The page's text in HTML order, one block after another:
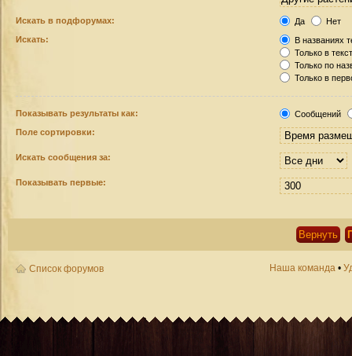
Искать в подфорумах: Да
Нет
Искать:
В названиях
Только в
Только по
Только в
Показывать результаты как:
Сообщений
Поле сортировки:
Искать сообщения за:
Показывать первые:
Список форумов Наша команда •